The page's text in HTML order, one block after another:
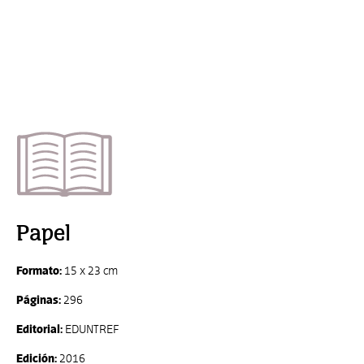
Papel
Formato: 15 x 23 cm
Páginas: 296
Editorial: EDUNTREF
Edición: 2016